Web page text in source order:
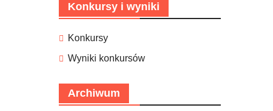
Konkursy i wyniki
Konkursy
Wyniki konkursów
Archiwum